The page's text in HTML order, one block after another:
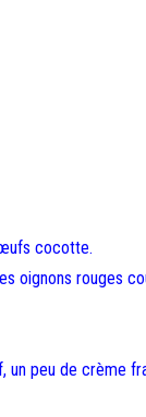
cocotte.
oignons rouges
peu de crème